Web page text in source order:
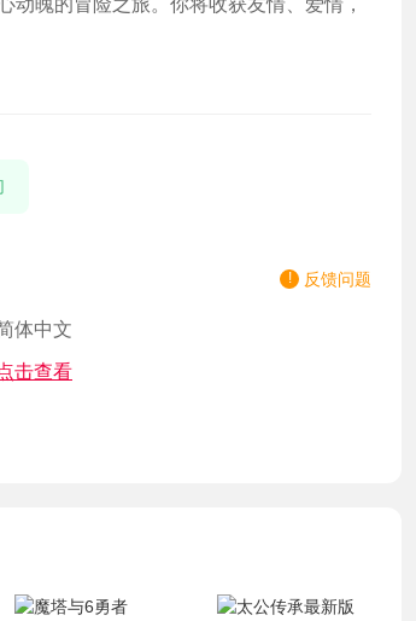
动魄的冒险之旅。你将收获友情、爱情，
反馈问题
体中文
击查看